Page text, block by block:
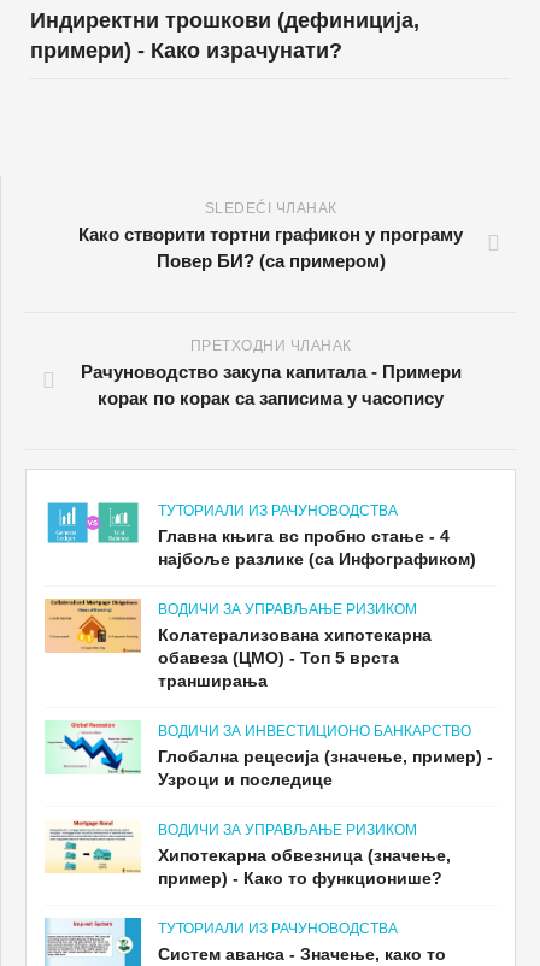
Индиректни трошкови (дефиниција,
примери) - Како израчунати?
SLEDEĆI ЧЛАНАК
Како створити тортни графикон у програму
Повер БИ? (са примером)
ПРЕТХОДНИ ЧЛАНАК
Рачуноводство закупа капитала - Примери
корак по корак са записима у часопису
ТУТОРИАЛИ ИЗ РАЧУНОВОДСТВА
Главна књига вс пробно стање - 4
најбоље разлике (са Инфографиком)
ВОДИЧИ ЗА УПРАВЉАЊЕ РИЗИКОМ
Колатерализована хипотекарна
обавеза (ЦМО) - Топ 5 врста
транширања
ВОДИЧИ ЗА ИНВЕСТИЦИОНО БАНКАРСТВО
Глобална рецесија (значење, пример) -
Узроци и последице
ВОДИЧИ ЗА УПРАВЉАЊЕ РИЗИКОМ
Хипотекарна обвезница (значење,
пример) - Како то функционише?
ТУТОРИАЛИ ИЗ РАЧУНОВОДСТВА
Систем аванса - Значење, како то